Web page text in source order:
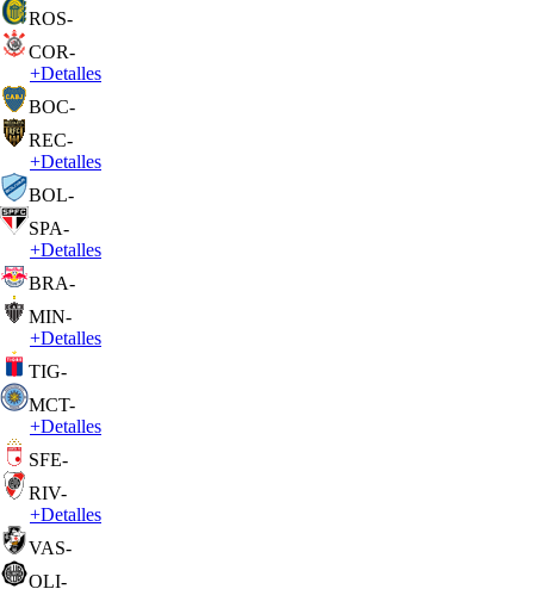
ROS-
COR-
+Detalles
BOC-
REC-
+Detalles
BOL-
SPA-
+Detalles
BRA-
MIN-
+Detalles
TIG-
MCT-
+Detalles
SFE-
RIV-
+Detalles
VAS-
OLI-